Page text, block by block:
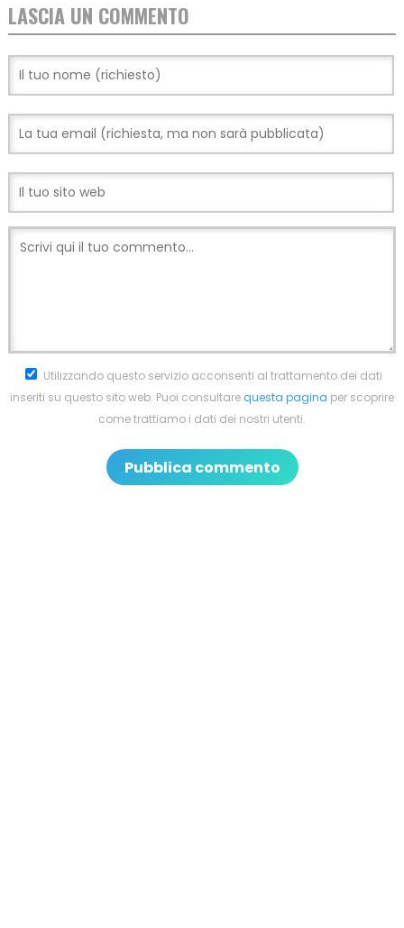
LASCIA UN COMMENTO
Utilizzando questo servizio acconsenti al trattamento dei dati
inseriti su questo sito web. Puoi consultarequesta pagina per scoprire
come trattiamo i dati dei nostri utenti.